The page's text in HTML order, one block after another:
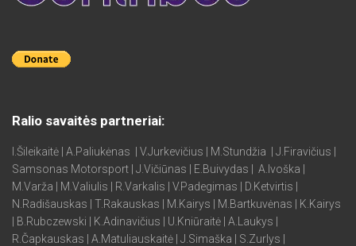
Ralio savaitės partneriai:
I.Šileikaitė | A.Paliukėnas | V.Jurkevičius | M.Stundžia | J.Firavičius |
Samsonas Motorsport | J.Vičiūnas | E.Buivydas | A.Ivoška |
M.Varža | M.Valiulis | R.Varkalis | V.Padegimas | D.Ketvirtis |
N.Radišauskas | T.Rakauskas | M.Kairys | M.Bartkuvėnas | K.Kairys
| B.Rubczewski | K.Adinavičius | U.Kniūraitė | A.Laukys |
R.Čapkauskas | A.Matuliauskaitė | J.Simaška | S.Zurlys |